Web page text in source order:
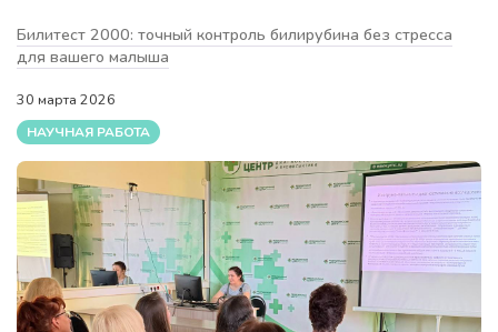
Билитест 2000: точный контроль билирубина без стресса
для вашего малыша
30 марта 2026
НАУЧНАЯ РАБОТА